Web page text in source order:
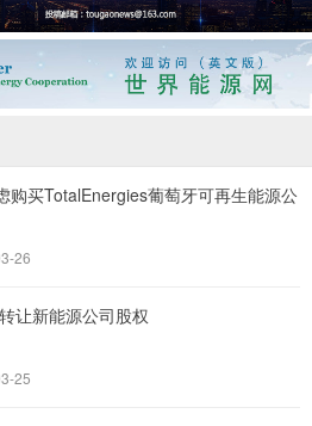
购买TotalEnergies葡萄牙可再生能源公
26
让新能源公司股权
25